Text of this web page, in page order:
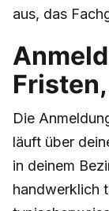
aus, das
Die
läuft über
in deinem
handwerklich